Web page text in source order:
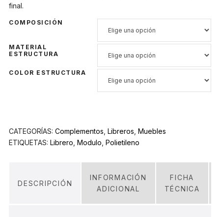
final.
COMPOSICIÓN
MATERIAL
ESTRUCTURA
COLOR ESTRUCTURA
CATEGORÍAS: Complementos Libreros Muebles
ETIQUETAS: Librero Modulo Polietileno
DESCRIPCIÓN
INFORMACIÓN
ADICIONAL
FICHA
TÉCNICA